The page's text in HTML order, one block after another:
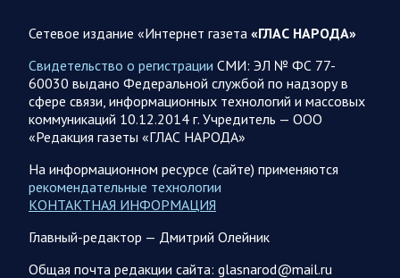
Украинские террористы продолжают убивать мирное
население приграничных районов. Данные на 6 августа
За прошедшие сутки армия трусов и убийц, будучи не в
силах ничего противопоставить на поле боя, атаковала
гражданское население Белгородской…
06.08.2026 07:49
Спецоперация
Сводка на утро 6 августа 2026 года от Двух майоров
В Ярославле после налета перекрыто движение по
Московскому проспекту, изменена работы общественного
транспорта. Судя по записям с кналов противника, его…
Сетевое издание «Интернет газета «ГЛАС НАРОДА»
Свидетельство о регистрации СМИ: ЭЛ № ФС 77-
60030 выдано Федеральной службой по надзору в
сфере связи, информационных технологий и массовых
коммуникаций 10.12.2014 г. Учредитель — ООО
«Редакция газеты «ГЛАС НАРОДА»
На информационном ресурсе (сайте) применяются
рекомендательные технологии
КОНТАКТНАЯ ИНФОРМАЦИЯ
Главный-редактор — Дмитрий Олейник
Общая почта редакции сайта: glasnarod@mail.ru